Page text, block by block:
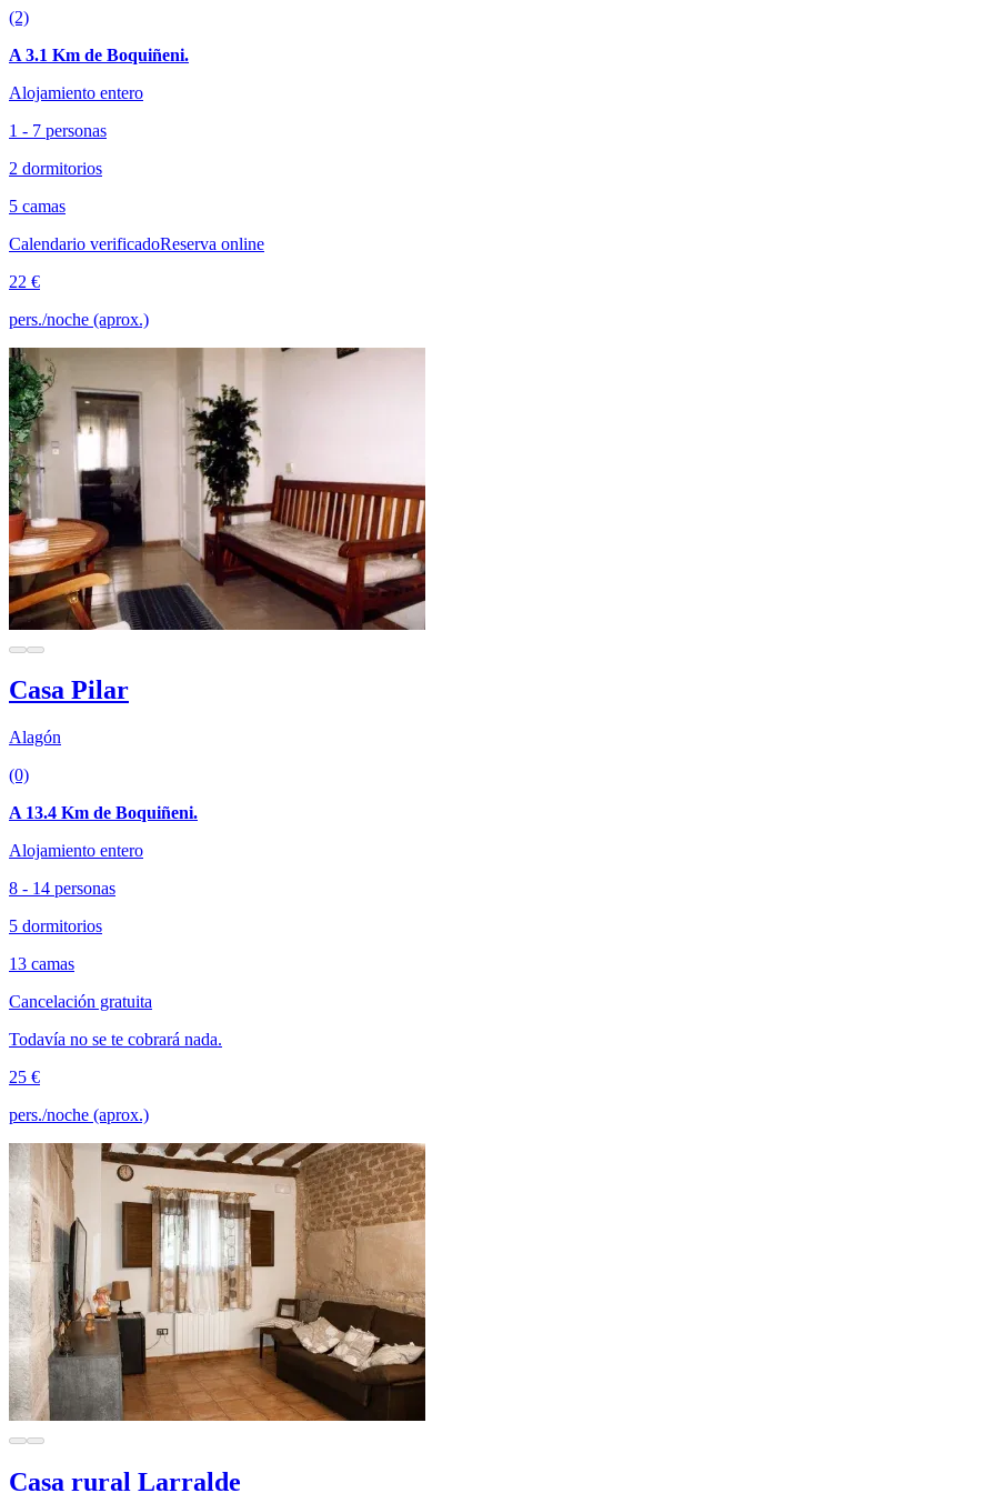
(2)
A 3.1 Km de Boquiñeni.
Alojamiento entero
1 - 7 personas
2 dormitorios
5 camas
Calendario verificadoReserva online
22 €
pers./noche (aprox.)
Casa Pilar
Alagón
(0)
A 13.4 Km de Boquiñeni.
Alojamiento entero
8 - 14 personas
5 dormitorios
13 camas
Cancelación gratuita
Todavía no se te cobrará nada.
25 €
pers./noche (aprox.)
Casa rural Larralde